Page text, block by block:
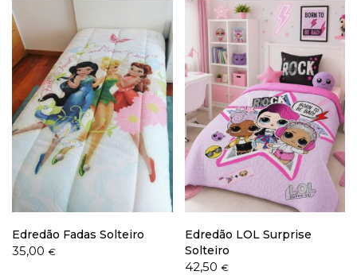
Edredão Fadas Solteiro
35,00 €
Edredão LOL Surprise
Solteiro
42,50 €